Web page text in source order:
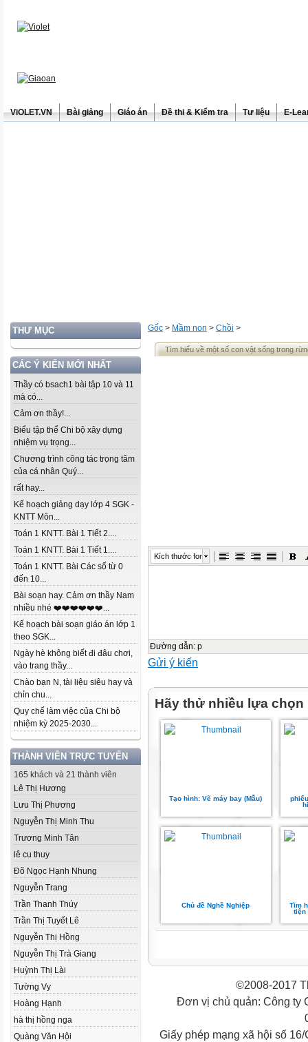
ViOLET.VN Bài giảng Giáo án Đề thi & Kiểm tra Tư liệu E-
THƯ MỤC
CÁC Ý KIẾN MỚI NHẤT
Thầy có bsach1 bài tập 10 và 11
mà có...
Cảm ơn thầy!...
Biểu tập thể Chi bộ xây dựng
nhiệm vụ trọng...
Chương trình công tác trọng tâm
của cá nhân Quý...
rất hay...
Kế hoạch giảng dạy lớp 4 SGK -
KNTT Môn...
Toán 1 KNTT. Bài 1 Tiết 2....
Toán 1 KNTT. Bài 1 Tiết 1....
Toán 1 KNTT. Bài Các số từ 0
đến 10...
Bài soạn hay. Cảm ơn thầy Nam
nhiều nhé ❤️❤️❤️❤️❤️❤️...
Kế hoạch bài soạn giáo án lớp 1
theo SGK...
Ngày hè không biết đi đâu chơi,
vào trang thầy...
Chào bạn N, tài liệu siêu hay và
chỉn chu...
Quy chế làm việc của Chi bộ
nhiệm kỳ 2025-2030...
THÀNH VIÊN TRỰC TUYẾN
165 khách và 21 thành viên
Lê Thị Hương
Lưu Thị Phương
Nguyễn Thị Minh Thu
Trương Minh Tân
lê cu thuy
Đõ Ngọc Hạnh Nhung
Nguyễn Trang
Trần Thanh Thúy
Trần Thị Tuyết Lê
Nguyễn Thị Hồng
Nguyễn Thị Trà Giang
Huỳnh Thị Lài
Tường Vy
Hoàng Hạnh
hà thị hồng nga
Quàng Văn Hội
Gốc > Mầm non > Chồi >
Tìm hiểu về một số con vật sống trong
Kích thước font
Đường dẫn: p
Gửi ý kiến
Hãy thử nhiều lựa chọn
Tạo hình: Vẽ máy bay (Mẫu)
Chủ đề Nghề Nghiệp
Tìm
tiện
©2008-2017
Đơn vị chủ quản: Công ty
Giấy phép mạng xã hội số